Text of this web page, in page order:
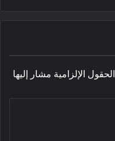
الحقول الإلزامية مشار إليها